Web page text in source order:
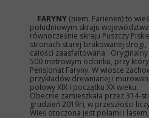
FARYNY (niem. Farienen) to
południowym skraju
równocześnie skraju Puszczy
stronach starej brukowanej drogi,
całości zaasfaltowana .
500 metrowym odcinku, przy
Pensjonat Faryny. W wiosce
przykładów drewnianej i
połowy XIX i początku XX wieku.
Obecnie zamieszkała przez 314-
grudzień 2019r), w przeszłości
Wieś otoczona jest polami i